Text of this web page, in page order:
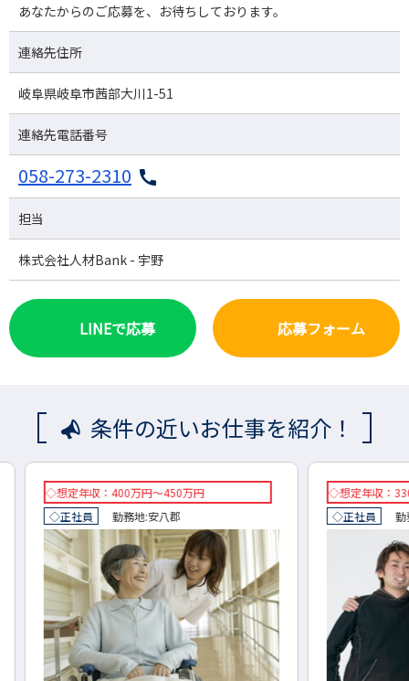
あなたからのご応募を、お待ちしております。
連絡先住所
岐阜県岐阜市茜部大川1-51
連絡先電話番号
058-273-2310
担当
株式会社人材Bank - 宇野
LINEで応募 応募フォーム
条件の近いお仕事を紹介！
◇想定年収：330万円～580万円
◇正社員
勤務地:
想定年
正社員